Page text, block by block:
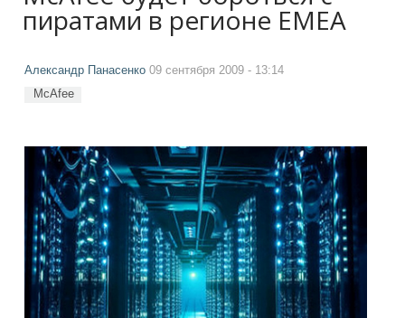
пиратами в регионе EMEA
Александр Панасенко 09 сентября 2009 - 13:14
McAfee